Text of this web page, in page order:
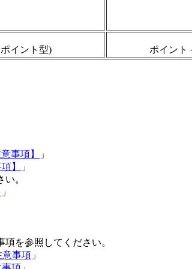
イント型)
ポイント
意事項】
」
】
」
。
」
を参照してください。
事項 」